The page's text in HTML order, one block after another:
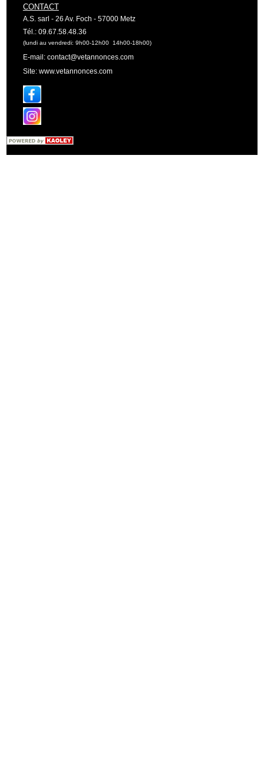
CONTACT
A.S. sarl - 26 Av. Foch - 57000 Metz
Tél.: 09.67.58.48.36
(lundi au vendredi: 9h00-12h00 14h00-18h00)
E-mail: contact@vetannonces.com
Site: www.vetannonces.com